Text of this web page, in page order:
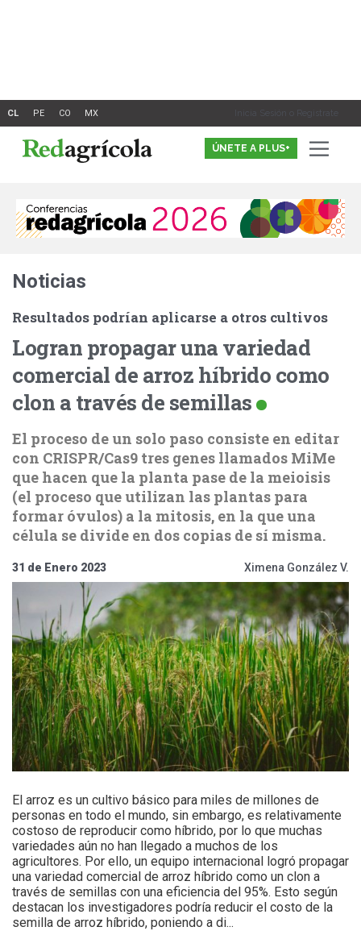
Inicia Sesión o Registrate
ÚNETE A PLUS+
Noticias
Resultados podrían aplicarse a otros cultivos
Logran propagar una variedad
comercial de arroz híbrido como
clon a través de semillas
El proceso de un solo paso consiste en editar
con CRISPR/Cas9 tres genes llamados MiMe
que hacen que la planta pase de la meioisis
(el proceso que utilizan las plantas para
formar óvulos) a la mitosis, en la que una
célula se divide en dos copias de sí misma.
31 de Enero 2023 Ximena González V.
El arroz es un cultivo básico para miles de millones de
personas en todo el mundo, sin embargo, es relativamente
costoso de reproducir como híbrido, por lo que muchas
variedades aún no han llegado a muchos de los
agricultores. Por ello, un equipo internacional logró propagar
una variedad comercial de arroz híbrido como un clon a
través de semillas con una eficiencia del 95%. Esto según
destacan los investigadores podría reducir el costo de la
semilla de arroz híbrido, poniendo a di...